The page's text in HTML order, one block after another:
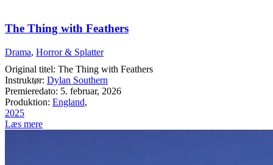
The Thing with Feathers
Drama, Horror & Splatter
Original titel: The Thing with Feathers
Instruktør: Dylan Southern
Premieredato: 5. februar, 2026
Produktion: England,
2025
Læs mere